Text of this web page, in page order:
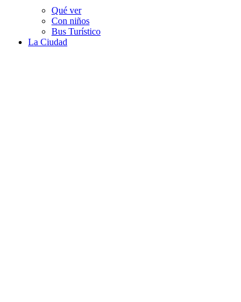
Qué ver
Con niños
Bus Turístico​
La Ciudad